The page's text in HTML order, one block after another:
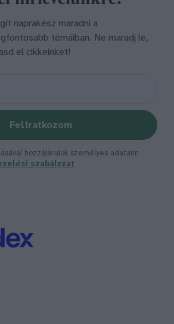
naprakész maradni a
témáiban. Ne maradj le,
el cikkeinket!
Feliratkozom
hozzájárulok személyes adataim
szabályzat